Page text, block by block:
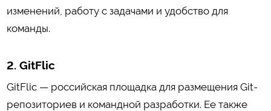
изменений, работу с задачами и удобство для
команды.
2. GitFlic
GitFlic — российская площадка для размещения Git-
репозиториев и командной разработки. Ее также